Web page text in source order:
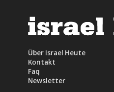
Über Israel Heute
Kontakt
Faq
Newsletter